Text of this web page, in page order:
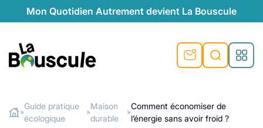
Mon Quotidien Autrement devient La Bouscule
Rechercher
»
Guide pratique
écologique
»
Maison
durable
»
Comment économiser de
l’énergie sans avoir froid ?